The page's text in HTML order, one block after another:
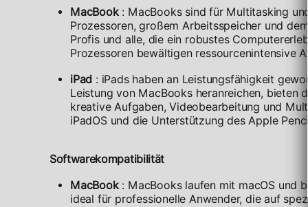
MacBook: MacBooks sind für Multitasking
Prozessoren, großem Arbeitsspeicher und
Profis und alle, die ein robustes
Prozessoren bewältigen ressourcenintensive
iPad : iPads haben an Leistungsfähigkeit
Leistung von MacBooks heranreichen, bieten
kreative Aufgaben, Videobearbeitung und
iPadOS und die Unterstützung des Apple
Softwarekompatibilität
MacBook: MacBooks laufen mit macOS und
ideal für professionelle Anwender, die auf